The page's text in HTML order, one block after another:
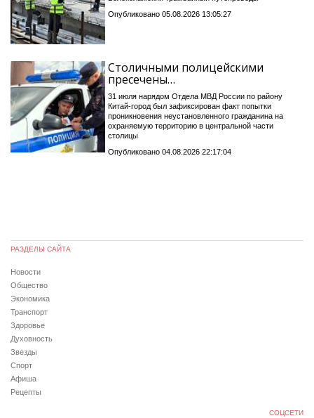
Опубликовано 05.08.2026 13:05:27
Столичными полицейскими
пресечены…
31 июля нарядом Отдела МВД России по району
Китай-город был зафиксирован факт попытки
проникновения неустановленного гражданина на
охраняемую территорию в центральной части
столицы
Опубликовано 04.08.2026 22:17:04
РАЗДЕЛЫ САЙТА
Новости
Общество
Экономика
Транспорт
Здоровье
Духовность
Звезды
Спорт
Афиша
Рецепты
СОЦСЕТИ